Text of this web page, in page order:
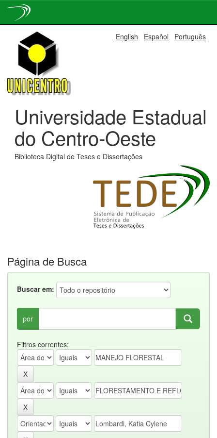
navigation
English Español Português
Universidade Estadual
do Centro-Oeste
Biblioteca Digital de Teses e Dissertações
Página de Busca
Buscar em:
por
Filtros correntes: